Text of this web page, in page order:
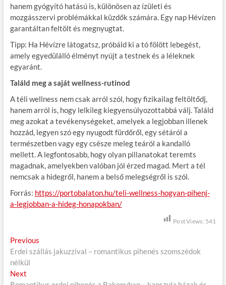
hanem gyógyító hatású is, különösen az ízületi és
mozgásszervi problémákkal küzdők számára. Egy nap Hévízen
garantáltan feltölt és megnyugtat.
Tipp: Ha Hévízre látogatsz, próbáld ki a tó fölött lebegést,
amely egyedülálló élményt nyújt a testnek és a léleknek
egyaránt.
Találd meg a saját wellness-rutinod
A téli wellness nem csak arról szól, hogy fizikailag feltöltődj,
hanem arról is, hogy lelkileg kiegyensúlyozottabbá válj. Találd
meg azokat a tevékenységeket, amelyek a legjobban illenek
hozzád, legyen szó egy nyugodt fürdőről, egy sétáról a
természetben vagy egy csésze meleg teáról a kandalló
mellett. A legfontosabb, hogy olyan pillanatokat teremts
magadnak, amelyekben valóban jól érzed magad. Mert a tél
nemcsak a hidegről, hanem a belső melegségről is szól.
Forrás: https://portobalaton.hu/teli-wellness-hogyan-pihenj-
a-legjobban-a-hideg-honapokban/
Post Views: 541
B
e
j
Previous
r
Erdei szállás jakuzzival – romantikus pihenés szomszédok
nélkül
Next